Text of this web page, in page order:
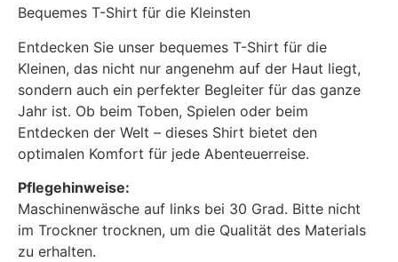
Bequemes T-Shirt für die Kleinsten
Entdecken Sie unser bequemes T-Shirt für die
Kleinen, das nicht nur angenehm auf der Haut liegt,
sondern auch ein perfekter Begleiter für das ganze
Jahr ist. Ob beim Toben, Spielen oder beim
Entdecken der Welt – dieses Shirt bietet den
optimalen Komfort für jede Abenteuerreise.
Pflegehinweise:
Maschinenwäsche auf links bei 30 Grad. Bitte nicht
im Trockner trocknen, um die Qualität des Materials
zu erhalten.